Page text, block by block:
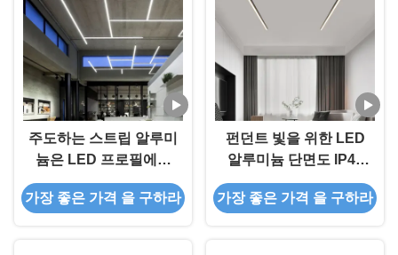
주도하는 스트립 알루미
늄은 LED 프로필에서
표면 탑재 오목한 T5
6063 20 밀리미터 드라
가장 좋은 가격 을 구하라
펀던트 빛을 위한 LED
알루미늄 단면도 IP45
에 있는 50mm 폭
PMMA 운전사
가장 좋은 가격 을 구하라